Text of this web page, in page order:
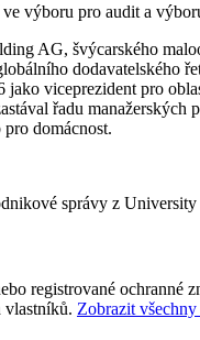
výboru pro audit a
AG, švýcarského
dodavatelského
viceprezident pro
řadu
domácnost.
správy z
registrované
vlastníků. Zobrazit